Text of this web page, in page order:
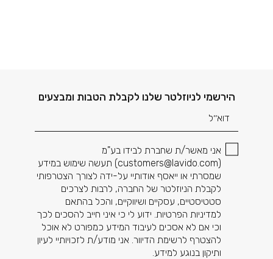
הירשמי לניוזלטר שלנו לקבלת הטבות ומבצעים
דוא׳׳ל
אני מאשר/ת שחברת לבידו בע"מ
(
customers@lavido.com) תעשה שימוש במידע
שמסרתי או ייאסף אודותיי על-ידה לצורך הצטרפותי
לקבלת הניוזלטר של החברה, לרבות לצרכים
סטטיסטיים, עסקיים ושיווקיים, והכל בהתאם
למדיניות הפרטיות. ידוע לי כי איני חייב להסכים לכך
וכי אם לא אסכים לעיבוד המידע כמפורט לא אוכל
להצטרף לרשימת הדיוור. אני מודע/ת לזכויותיי לעיון
ותיקון בנוגע למידע.